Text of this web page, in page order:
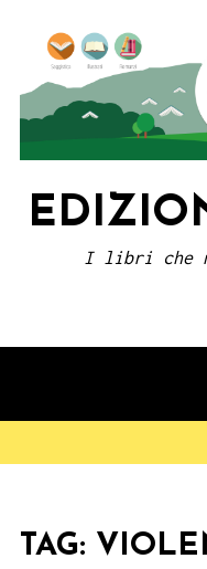
content
I libri che
TAG: